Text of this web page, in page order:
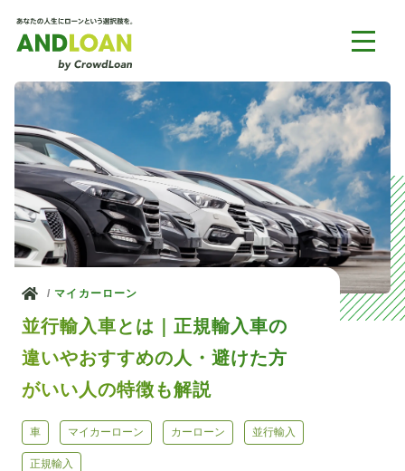
ホーム
マイカーローン
並行輸入車とは｜正規輸入車の
違いやおすすめの人・避けた方
がいい人の特徴も解説
車 マイカーローン カーローン 並行輸入
正規輸入